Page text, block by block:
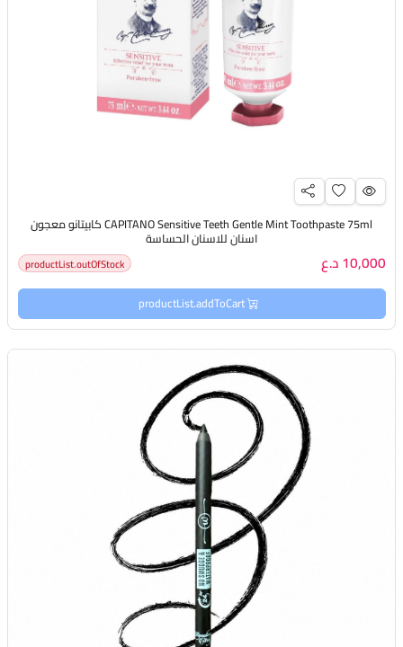
CAPITANO Sensitive Teeth Gentle Mint Toothpaste 75ml كابيتانو معجون
اسنان للاسنان الحساسة
10,000 د.ع productList.outOfStock
productList.addToCart